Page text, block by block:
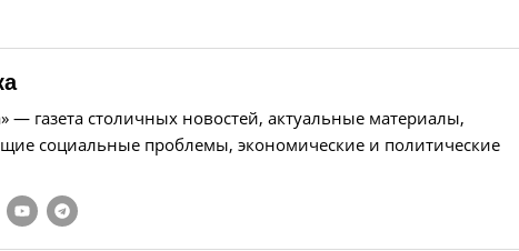
— газета столичных новостей, актуальные материалы,
социальные проблемы, экономические и политические